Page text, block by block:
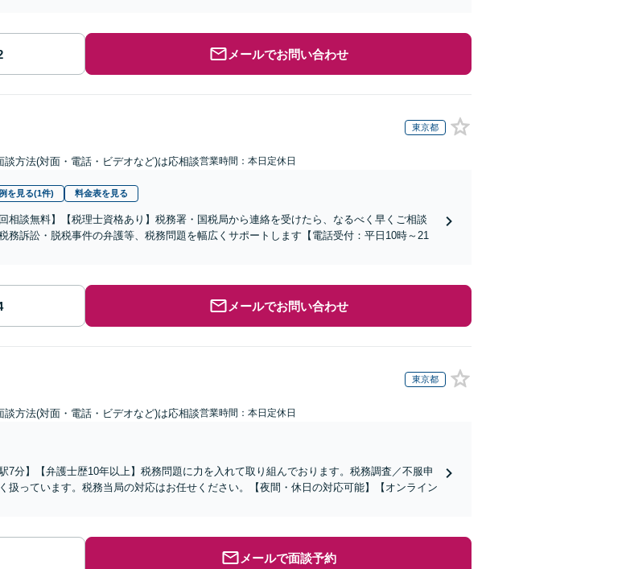
メールでお問い合わせ
東京都
談方法(対面・電話・ビデオなど)は応相談営業時間：本日定休日
を見る(1件) 料金表を見る
相談無料】【税理士資格あり】税務署・国税局から連絡を受けたら、なるべく早くご相談
務訴訟・脱税事件の弁護等、税務問題を幅広くサポートします【電話受付：平日10時～21
メールでお問い合わせ
東京都
談方法(対面・電話・ビデオなど)は応相談営業時間：本日定休日
7分】【弁護士歴10年以上】税務問題に力を入れて取り組んでおります。税務調査／不服申
扱っています。税務当局の対応はお任せください。【夜間・休日の対応可能】【オンライン
メールで面談予約